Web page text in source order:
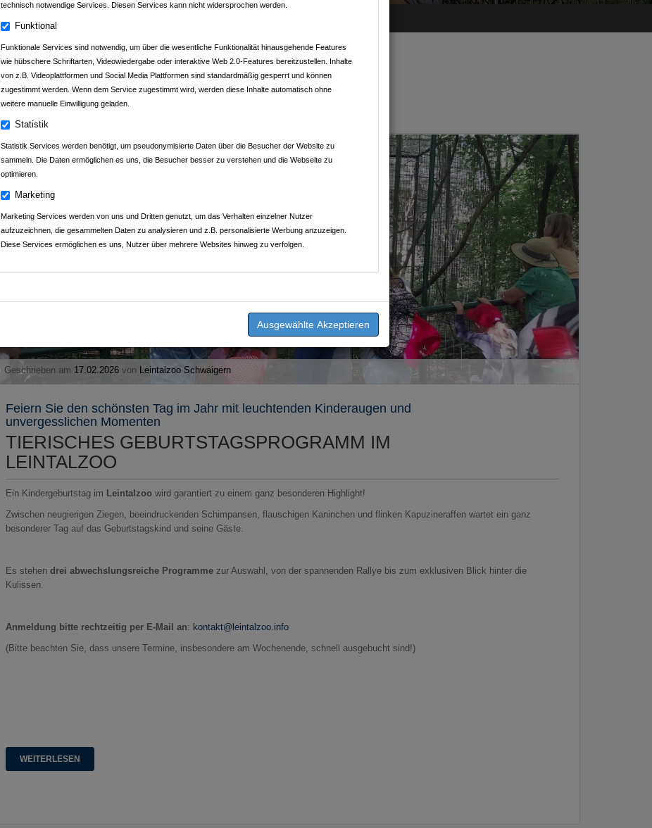
technisch notwendige Services. Diesen Services kann nicht widersprochen werden.
Funktional
Funktionale Services sind notwendig, um über die wesentliche Funktionalität hinausgehende Features
wie hübschere Schriftarten, Videowiedergabe oder interaktive Web 2.0-Features bereitzustellen. Inhalte
von z.B. Videoplattformen und Social Media Plattformen sind standardmäßig gesperrt und können
zugestimmt werden. Wenn dem Service zugestimmt wird, werden diese Inhalte automatisch ohne
weitere manuelle Einwilligung geladen.
Statistik
Statistik Services werden benötigt, um pseudonymisierte Daten über die Besucher der Website zu
sammeln. Die Daten ermöglichen es uns, die Besucher besser zu verstehen und die Webseite zu
optimieren.
Marketing
Marketing Services werden von uns und Dritten genutzt, um das Verhalten einzelner Nutzer
aufzuzeichnen, die gesammelten Daten zu analysieren und z.B. personalisierte Werbung anzuzeigen.
Diese Services ermöglichen es uns, Nutzer über mehrere Websites hinweg zu verfolgen.
NEWS
Was gibt es Neues?
Geschrieben am 17.02.2026von Leintalzoo Schwaigern
Feiern Sie den schönsten Tag im Jahr mit leuchtenden Kinderaugen und
unvergesslichen Momenten
TIERISCHES GEBURTSTAGSPROGRAMM IM
LEINTALZOO
Ein Kindergeburtstag im Leintalzoowird garantiert zu einem ganz besonderen Highlight!
Zwischen neugierigen Ziegen, beeindruckenden Schimpansen, flauschigen Kaninchen und flinken Kapuzineraffen wartet ein ganz
besonderer Tag auf das Geburtstagskind und seine Gäste.
Es stehen drei abwechslungsreiche Programmezur Auswahl, von der spannenden Rallye bis zum exklusiven Blick hinter die
Kulissen.
Anmeldung bitte rechtzeitig per E-Mail an: kontakt@leintalzoo.info
(Bitte beachten Sie, dass unsere Termine, insbesondere am Wochenende, schnell ausgebucht sind!)
WEITERLESEN